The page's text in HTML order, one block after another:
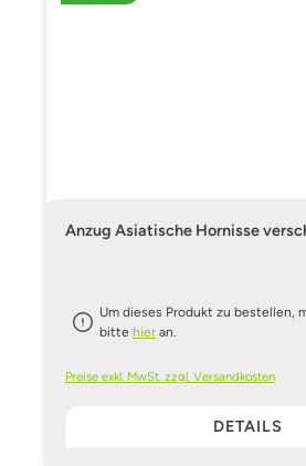
Anzug Asiatische Hornisse
Um dieses Produkt zu bestellen,
bitte hier an.
Preise exkl. MwSt. zzgl. Versandkosten
DETAILS